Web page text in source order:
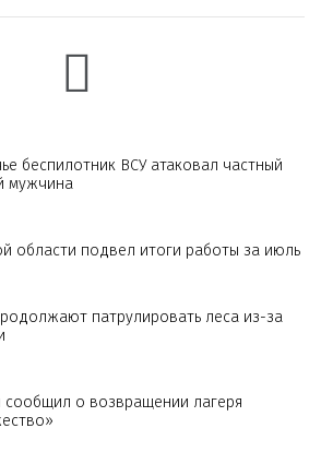
беспилотник ВСУ атаковал частный
мужчина
области подвел итоги работы за июль
патрулировать леса из-за
сообщил о возвращении лагеря